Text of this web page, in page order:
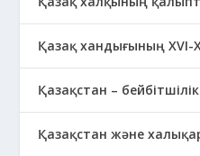
Қазақ хандығының XVI-
Қазақстан –
Қазақстан және